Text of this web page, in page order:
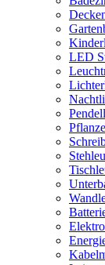
LED